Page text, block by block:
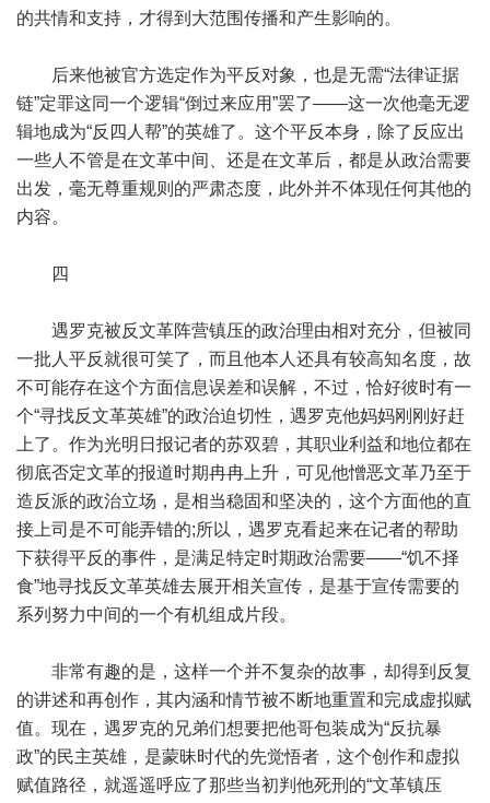
的共情和支持，才得到大范围传播和产生影响的。
后来他被官方选定作为平反对象，也是无需“法律证据
链”定罪这同一个逻辑“倒过来应用”罢了——这一次他毫无逻
辑地成为“反四人帮”的英雄了。这个平反本身，除了反应出
一些人不管是在文革中间、还是在文革后，都是从政治需要
出发，毫无尊重规则的严肃态度，此外并不体现任何其他的
内容。
四
遇罗克被反文革阵营镇压的政治理由相对充分，但被同
一批人平反就很可笑了，而且他本人还具有较高知名度，故
不可能存在这个方面信息误差和误解，不过，恰好彼时有一
个“寻找反文革英雄”的政治迫切性，遇罗克他妈妈刚刚好赶
上了。作为光明日报记者的苏双碧，其职业利益和地位都在
彻底否定文革的报道时期冉冉上升，可见他憎恶文革乃至于
造反派的政治立场，是相当稳固和坚决的，这个方面他的直
接上司是不可能弄错的;所以，遇罗克看起来在记者的帮助
下获得平反的事件，是满足特定时期政治需要——“饥不择
食”地寻找反文革英雄去展开相关宣传，是基于宣传需要的
系列努力中间的一个有机组成片段。
非常有趣的是，这样一个并不复杂的故事，却得到反复
的讲述和再创作，其内涵和情节被不断地重置和完成虚拟赋
值。现在，遇罗克的兄弟们想要把他哥包装成为“反抗暴
政”的民主英雄，是蒙昧时代的先觉悟者，这个创作和虚拟
赋值路径，就遥遥呼应了那些当初判他死刑的“文革镇压